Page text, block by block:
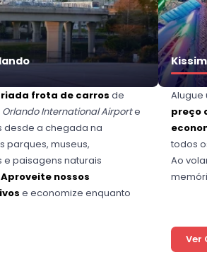
frota de carros de
Orlando International Airporte
desde a chegada na
parques, museus,
paisagens naturais
Aproveite nossos
e economize enquanto
Alugue
preço
todos
Ao
Ver